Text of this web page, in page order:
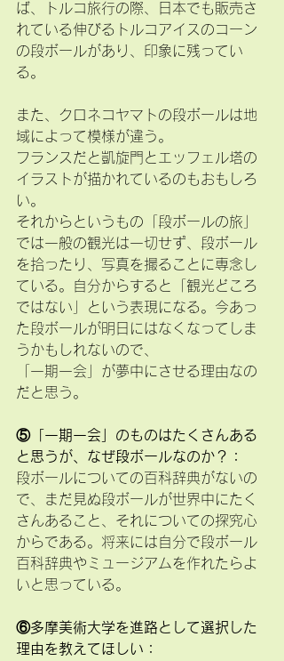
ば、トルコ旅行の際、日本でも販売さ
れている伸びるトルコアイスのコーン
の段ボールがあり、印象に残ってい
る。
また、クロネコヤマトの段ボールは地
域によって模様が違う。
フランスだと凱旋門とエッフェル塔の
イラストが描かれているのもおもしろ
い。
それからというもの「段ボールの旅」
では一般の観光は一切せず、段ボール
を拾ったり、写真を撮ることに専念し
ている。自分からすると「観光どころ
ではない」という表現になる。今あっ
た段ボールが明日にはなくなってしま
うかもしれないので、
「一期一会」が夢中にさせる理由なの
だと思う。
⑤「一期一会」のものはたくさんある
と思うが、なぜ段ボールなのか？：
段ボールについての百科辞典がないの
で、まだ見ぬ段ボールが世界中にたく
さんあること、それについての探究心
からである。将来には自分で段ボール
百科辞典やミュージアムを作れたらよ
いと思っている。
⑥多摩美術大学を進路として選択した
理由を教えてほしい：